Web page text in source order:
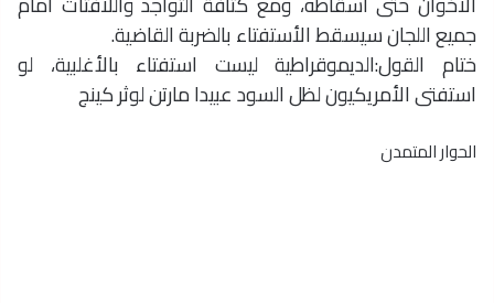
جميع اللجان سيسقط الأستفتاء بالضربة القاضية.
ختام القول:الديموقراطية ليست استفتاء بالأغلبية، لو
استفتى الأمريكيون لظل السود عبيدا مارتن لوثر كينج
الحوار المتمدن